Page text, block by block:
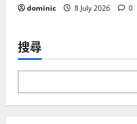
dominic 8 July 2026 0
搜尋